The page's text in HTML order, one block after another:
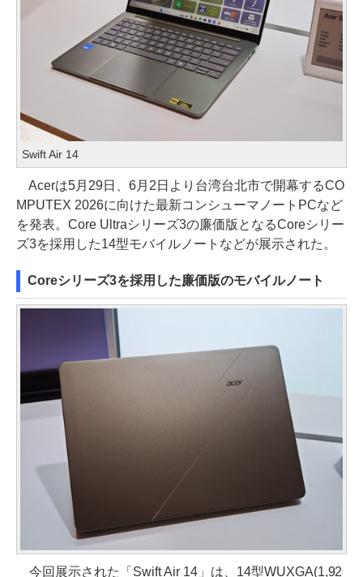
Swift Air 14
Acerは5月29日、6月2日より台湾台北市で開幕するCO
MPUTEX 2026に向けた最新コンシューマノートPCなど
を発表。Core Ultraシリーズ3の廉価版となるCoreシリー
ズ3を採用した14型モバイルノートなどが展示された。
Coreシリーズ3を採用した廉価版のモバイルノート
今回展示された「Swift Air 14」は、14型WUXGA(1,92